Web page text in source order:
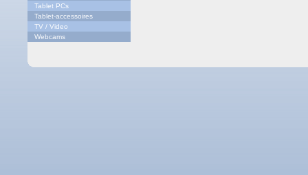
Tablet PCs
Tablet-accessoires
TV / Video
Webcams